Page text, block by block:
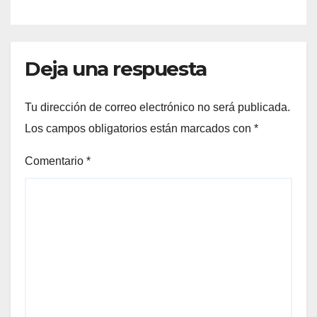
Deja una respuesta
Tu dirección de correo electrónico no será publicada.
Los campos obligatorios están marcados con *
Comentario *